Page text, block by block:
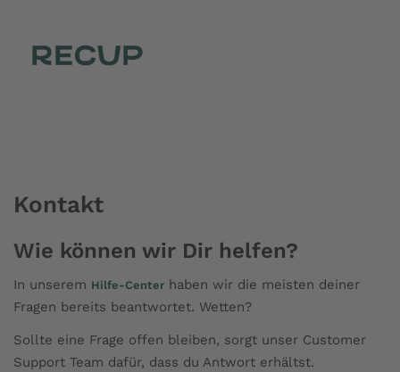
Kontakt
Wie können wir Dir helfen?
In unserem Hilfe-Center haben wir die meisten deiner
Fragen bereits beantwortet. Wetten?
Sollte eine Frage offen bleiben, sorgt unser Customer
Support Team dafür, dass du Antwort erhältst.